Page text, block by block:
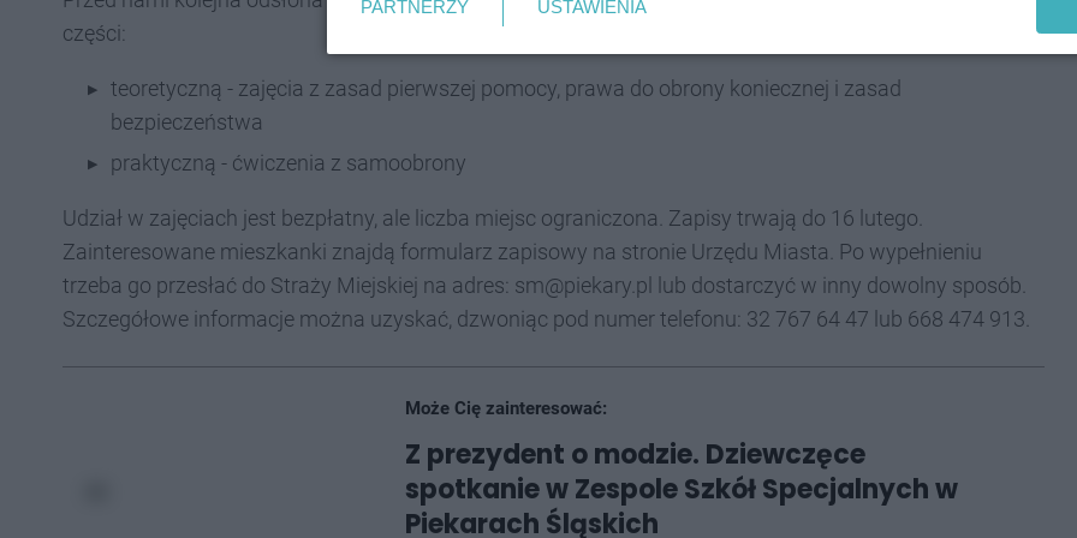
części:
teoretyczną - zajęcia z zasad pierwszej pomocy, prawa do obrony koniecznej i zasad
bezpieczeństwa
praktyczną - ćwiczenia z samoobrony
Udział w zajęciach jest bezpłatny, ale liczba miejsc ograniczona. Zapisy trwają do 16 lutego.
Zainteresowane mieszkanki znajdą formularz zapisowy na stronie Urzędu Miasta. Po wypełnieniu
trzeba go przesłać do Straży Miejskiej na adres: sm@piekary.pl lub dostarczyć w inny dowolny sposób.
Szczegółowe informacje można uzyskać, dzwoniąc pod numer telefonu: 32 767 64 47 lub 668 474 913.
Może Cię zainteresować:
Z prezydent o modzie. Dziewczęce
spotkanie w Zespole Szkół Specjalnych w
Piekarach Śląskich
PARTNERZY USTAWIENIA